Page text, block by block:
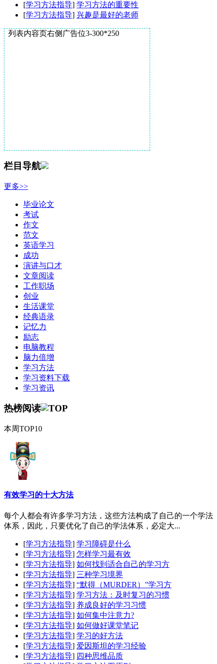
[学习方法指导] 学习方法的重要性
[学习方法指导] 兴趣是最好的老师
列表内容页右侧广告位3-300*250
栏目导航
更多>>
毕业论文
考试
作文
范文
英语学习
成功
演讲与口才
文章阅读
工作职场
创业
生活课堂
经典语录
记忆力
励志
电脑教程
脑力倍增
学习方法
学习资料下载
学习资讯
热榜阅读
本周TOP10
有效学习的十大方法
每个人都会有许多学习方法，这些方法构成了自己的一个学法
体系，因此，只要优化了自己的学法体系，必定大...
[学习方法指导] 学习障碍是什么
[学习方法指导] 怎样学习最有效
[学习方法指导] 如何找到适合自己的学习方
[学习方法指导] 三种学习境界
[学习方法指导] “默得（MURDER）”学习方
[学习方法指导] 学习方法：及时复习的习惯
[学习方法指导] 养成良好的学习习惯
[学习方法指导] 如何集中注意力?
[学习方法指导] 如何做好课堂笔记
[学习方法指导] 学习的好方法
[学习方法指导] 爱因斯坦的学习经验
[学习方法指导] 四种思维品质